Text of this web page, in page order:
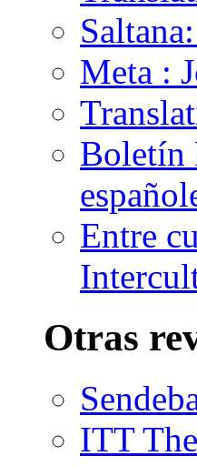
Meta :
Boletín
Entre
Otras
ITT